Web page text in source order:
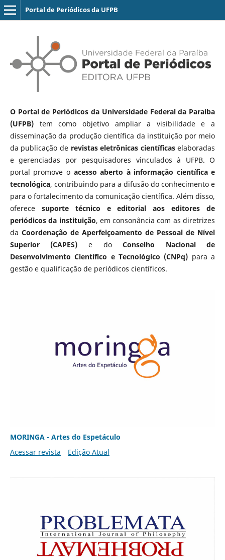
Portal de Periódicos da UFPB
O Portal de Periódicos da Universidade Federal da Paraíba
(UFPB)tem como objetivo ampliar a visibilidade e a
disseminação da produção científica da instituição por meio
da publicação de revistas eletrônicas científicaselaboradas
e gerenciadas por pesquisadores vinculados à UFPB. O
portal promove o acesso aberto à informação científica e
tecnológica, contribuindo para a difusão do conhecimento e
para o fortalecimento da comunicação científica. Além disso,
oferece suporte técnico e editorial aos editores de
periódicos da instituição, em consonância com as diretrizes
da Coordenação de Aperfeiçoamento de Pessoal de Nível
Superior (CAPES) e doConselho Nacional de
Desenvolvimento Científico e Tecnológico (CNPq) para a
gestão e qualificação de periódicos científicos.
MORINGA - Artes do Espetáculo
Acessar revista
Edição Atual